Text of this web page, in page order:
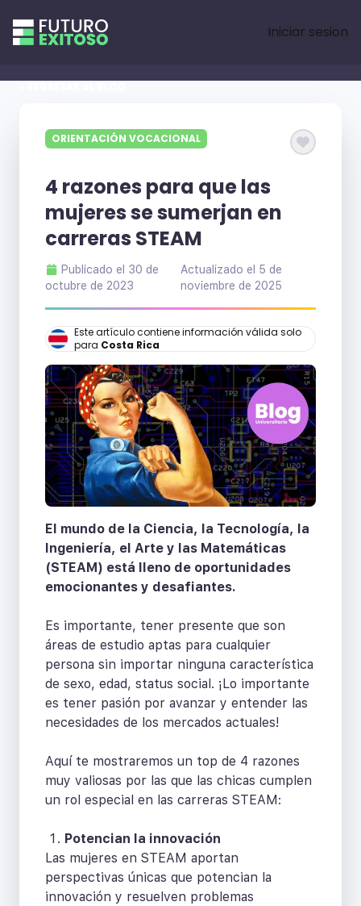
Iniciar sesion
ORIENTACIÓN VOCACIONAL
4 razones para que las
mujeres se sumerjan en
carreras STEAM
Publicado el 30 de
octubre de 2023
Actualizado el 5 de
noviembre de 2025
Este artículo contiene información válida solo
para Costa Rica
El mundo de la Ciencia, la Tecnología, la
Ingeniería, el Arte y las Matemáticas
(STEAM) está lleno de oportunidades
emocionantes y desafiantes.
Es importante, tener presente que son
áreas de estudio aptas para cualquier
persona sin importar ninguna característica
de sexo, edad, status social. ¡Lo importante
es tener pasión por avanzar y entender las
necesidades de los mercados actuales!
Aquí te mostraremos un top de 4 razones
muy valiosas por las que las chicas cumplen
un rol especial en las carreras STEAM:
Potencian la innovación
Las mujeres en STEAM aportan
perspectivas únicas que potencian la
innovación y resuelven problemas